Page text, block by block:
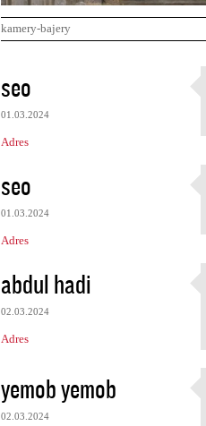
kamery-bajery
K
o
m
e
n
t
r
z
e
seo
01.03.2024
Adres
seo
01.03.2024
Adres
abdul hadi
02.03.2024
Adres
yemob yemob
02.03.2024